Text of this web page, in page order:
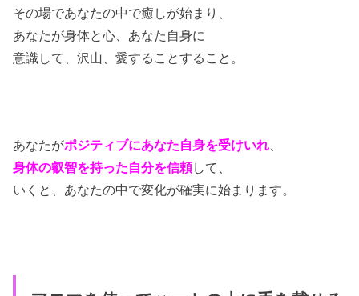
その場であなたの中で癒しが始まり、
あなたが身体と心、あなた自身に
意識して、沢山、愛することすること。
あなたがポジティブにあなた自身を受けいれ
身体の叡智を持った自分を信頼して、
いくと、あなたの中で変化が確実に始まります。